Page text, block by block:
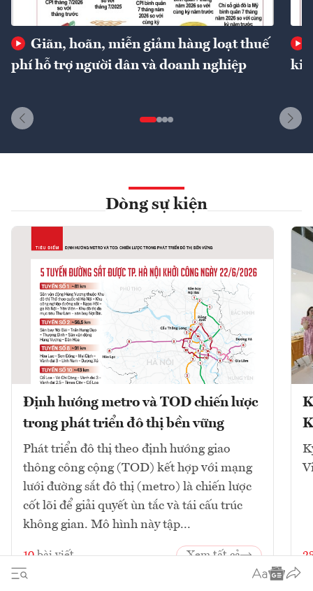
Giãn, hoãn, miễn giảm hàng loạt thuế
phí hỗ trợ người dân và doanh nghiệp
Dòng sự kiện
Định hướng metro và TOD chiến lược
trong phát triển đô thị bền vững
Phát triển đô thị theo định hướng giao
thông công cộng (TOD) kết hợp với mạng
lưới đường sắt đô thị (metro) là chiến lược
cốt lõi để giải quyết ùn tắc và tái cấu trúc
không gian. Mô hình này tập...
10bài viết Xem tất cả